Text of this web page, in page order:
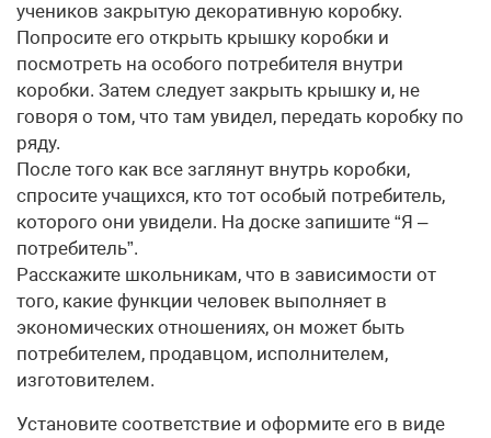
учеников закрытую декоративную коробку.
Попросите его открыть крышку коробки и
посмотреть на особого потребителя внутри
коробки. Затем следует закрыть крышку и, не
говоря о том, что там увидел, передать коробку по
ряду.
После того как все заглянут внутрь коробки,
спросите учащихся, кто тот особый потребитель,
которого они увидели. На доске запишите “Я –
потребитель”.
Расскажите школьникам, что в зависимости от
того, какие функции человек выполняет в
экономических отношениях, он может быть
потребителем, продавцом, исполнителем,
изготовителем.
Установите соответствие и оформите его в виде